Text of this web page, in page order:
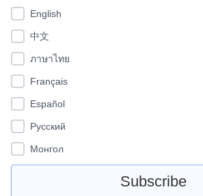
English
中文
ภาษาไทย
Français
Español
Pусский
Монгол